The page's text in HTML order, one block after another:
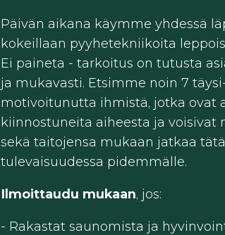
Päivän aikana käymme yhdessä
kokeillaan pyyhetekniikoita
Ei paineta - tarkoitus on tutusta
ja mukavasti. Etsimme noin 7
motivoitunutta ihmistä, jotka ovat
kiinnostuneita aiheesta ja voisivat
sekä taitojensa mukaan jatkaa
tulevaisuudessa pidemmälle.
Ilmoittaudu mukaan, jos:
- Rakastat saunomista ja